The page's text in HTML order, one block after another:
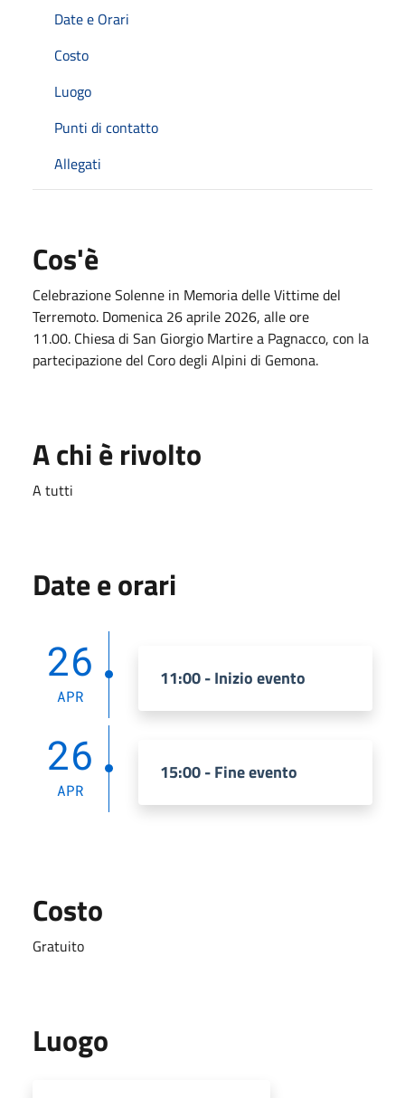
Date e Orari
Costo
Luogo
Punti di contatto
Allegati
Cos'è
Celebrazione Solenne in Memoria delle Vittime del
Terremoto. Domenica 26 aprile 2026, alle ore
11.00. Chiesa di San Giorgio Martire a Pagnacco, con la
partecipazione del Coro degli Alpini di Gemona.
A chi è rivolto
A tutti
Date e orari
26
APR
11:00 - Inizio evento
26
APR
15:00 - Fine evento
Costo
Gratuito
Luogo